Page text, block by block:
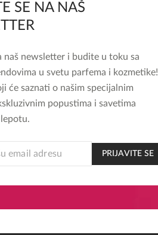
SE NA NAŠ
naš newsletter i budite u toku sa
u svetu parfema i kozmetike!
će saznati o našim specijalnim
popustima i savetima
PRIJAVITE SE